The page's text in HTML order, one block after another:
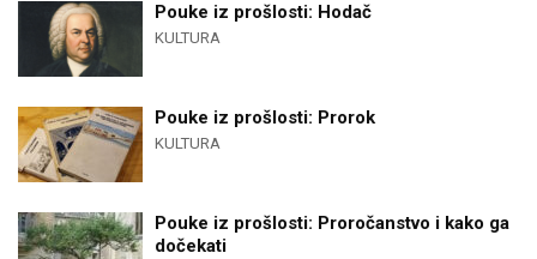
Pouke iz prošlosti: Hodač
KULTURA
Pouke iz prošlosti: Prorok
KULTURA
Pouke iz prošlosti: Proročanstvo i kako ga
dočekati